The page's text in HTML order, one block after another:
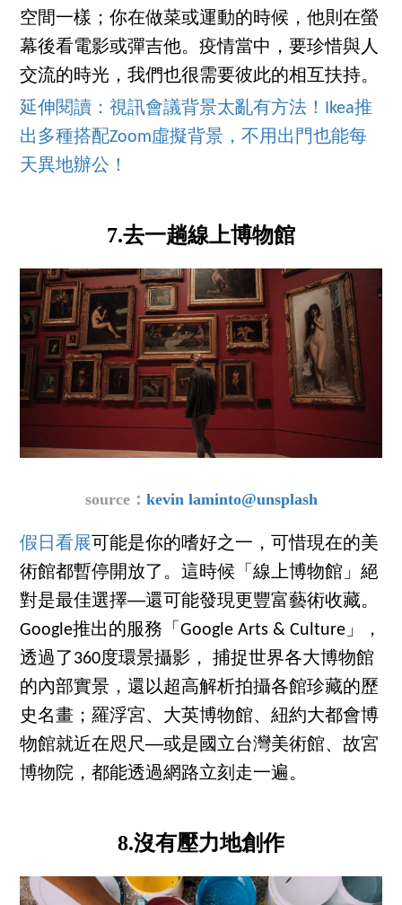
空間一樣；你在做菜或運動的時候，他則在螢
幕後看電影或彈吉他。疫情當中，要珍惜與人
交流的時光，我們也很需要彼此的相互扶持。
延伸閱讀：視訊會議背景太亂有方法！Ikea推
出多種搭配Zoom虛擬背景，不用出門也能每
天異地辦公！
7.去一趟線上博物館
source： kevin laminto@unsplash
假日看展 可能是你的嗜好之一，可惜現在的美
術館都暫停開放了。這時候「線上博物館」絕
對是最佳選擇──還可能發現更豐富藝術收藏。
Google推出的服務「Google Arts & Culture」，
透過了360度環景攝影， 捕捉世界各大博物館
的內部實景，還以超高解析拍攝各館珍藏的歷
史名畫；羅浮宮、大英博物館、紐約大都會博
物館就近在咫尺──或是國立台灣美術館、故宮
博物院，都能透過網路立刻走一遍。
8.沒有壓力地創作